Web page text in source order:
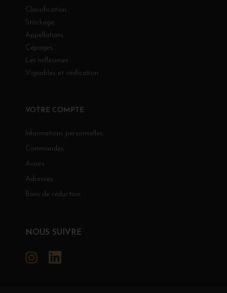
Classification
Stockage
Appellations
Cépages
Les millésimes
Vignobles et vinification
VOTRE COMPTE
Informations personnelles
Commandes
Avoirs
Adresses
Bons de réduction
NOUS SUIVRE
Instagram